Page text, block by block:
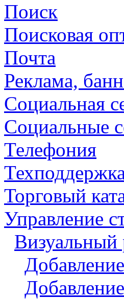
Поиск
Поисковая
Почта
Реклама,
Социальная
Социальные
Телефония
Торговый
Управление
Визуальный